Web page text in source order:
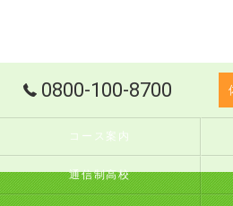
0800-100-8700
コース案内
通信制高校